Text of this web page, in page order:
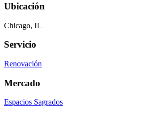
Ubicación
Chicago, IL
Servicio
Renovación
Mercado
Espacios Sagrados